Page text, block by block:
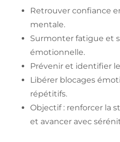
Retrouver confiance
mentale.
Surmonter fatigue et
émotionnelle.
Prévenir et identifier
Libérer blocages
répétitifs.
Objectif : renforcer la
et avancer avec